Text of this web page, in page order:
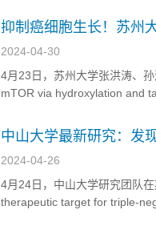
抑制癌细胞生长！苏州
2024-04-30
4月23日，苏州大学张洪涛、
mTOR via hydroxylation and
中山大学最新研究：发
2024-04-26
4月24日，中山大学研究团队
therapeutic target for triple-